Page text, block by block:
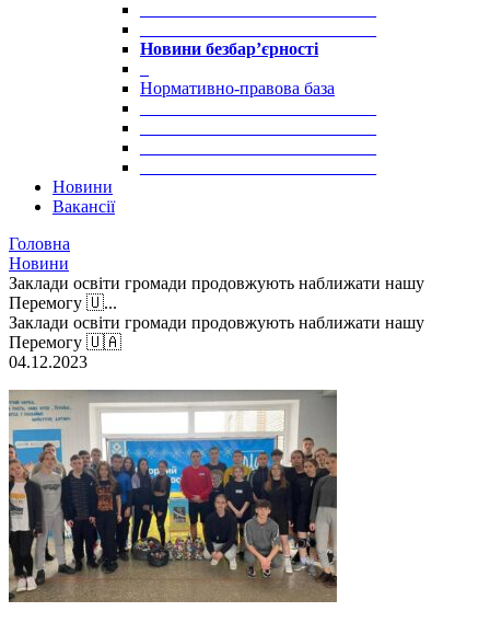
Новини безбар’єрності
Нормативно-правова база
Новини
Вакансії
Головна
Новини
Заклади освіти громади продовжують наближати нашу
Перемогу 🇺...
Заклади освіти громади продовжують наближати нашу
Перемогу 🇺🇦
04.12.2023